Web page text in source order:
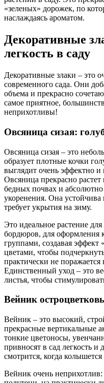
«зеленых» дорожек, по
наслаждаясь ароматом.
Декоративные
легкость в саду
Декоративные злаки – это
современного сада. Они
объема и прекрасно
самое приятное,
неприхотливы!
Овсяница сизая:
Овсяница сизая – это
образует плотные кочки
выглядит очень эффектно
Овсяница прекрасно
бедных почвах и абсолютно
укоренения. Она устойчива
требует укрытия на зиму.
Это идеальное растение
бордюров, для оформления
группами, создавая эффект
цветами, чтобы
практически не
Единственный уход – это
листья, чтобы
Вейник
Вейник – это высокий,
прекрасные вертикальные
тонкие цветоносы,
привносят в сад легкость
смотрится, когда колышется
Вейник очень